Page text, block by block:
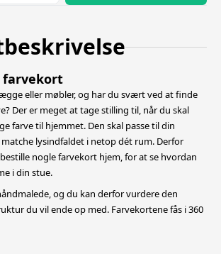
farvekort
eller møbler, og har du svært ved at finde
Der er meget at tage stilling til, når du skal
farve til hjemmet. Den skal passe til din
lysindfaldet i netop dét rum. Derfor
nogle farvekort hjem, for at se hvordan
i din stue.
og du kan derfor vurdere den
du vil ende op med. Farvekortene fås i 360